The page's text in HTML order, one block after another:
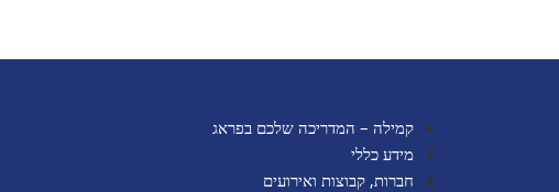
קמילה – המדריכה שלכם בפראג
מידע כללי
חברות, קבוצות ואירועים